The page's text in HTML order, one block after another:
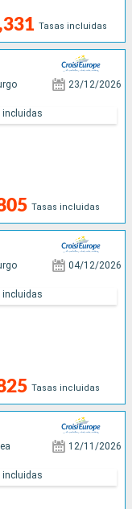
Tasas incluidas
23/12/2026
Tasas incluidas
incluidas
04/12/2026
Tasas incluidas
incluidas
12/11/2026
incluidas